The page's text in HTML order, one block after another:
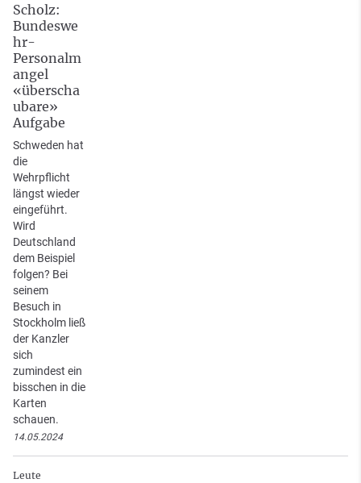
Scholz:
Bundeswe
hr-
Personalm
angel
«überscha
ubare»
Aufgabe
Schweden hat
die
Wehrpflicht
längst wieder
eingeführt.
Wird
Deutschland
dem Beispiel
folgen? Bei
seinem
Besuch in
Stockholm ließ
der Kanzler
sich
zumindest ein
bisschen in die
Karten
schauen.
14.05.2024
Leute